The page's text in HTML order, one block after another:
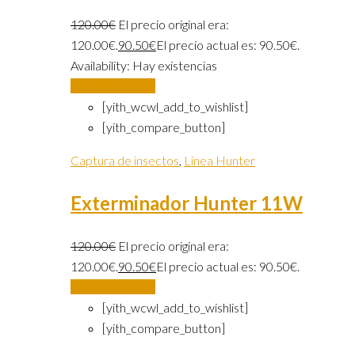
120.00€ El precio original era:
120.00€.90.50€El precio actual es: 90.50€.
Availability: Hay existencias
[yith_wcwl_add_to_wishlist]
[yith_compare_button]
Captura de insectos, Linea Hunter
Exterminador Hunter 11W
120.00€ El precio original era:
120.00€.90.50€El precio actual es: 90.50€.
[yith_wcwl_add_to_wishlist]
[yith_compare_button]